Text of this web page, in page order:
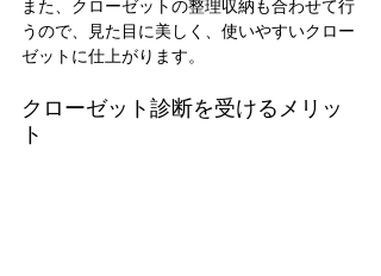
また、クローゼットの整理収納も合わせて行
うので、見た目に美しく、使いやすいクロー
ゼットに仕上がります。
クローゼット診断を受けるメリッ
ト